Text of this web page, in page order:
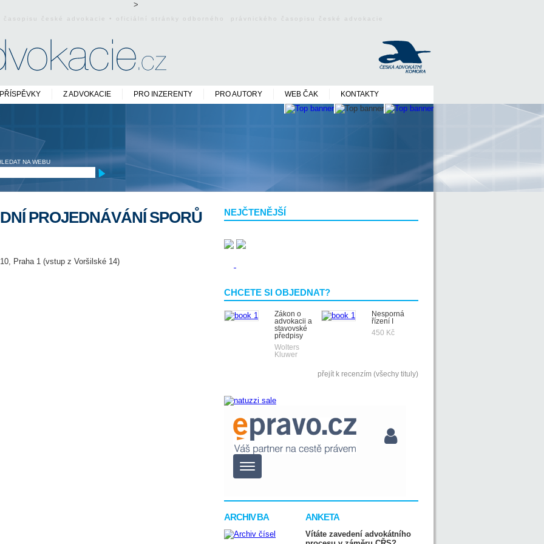
>
české advokacie • oficiální stránky odborného právnického časopisu české advokacie
Z ADVOKACIE PRO INZERENTY PRO AUTORY WEB ČAK KONTAKTY
NA WEBU
NEJČTENĚJŠÍ
CHCETE SI OBJEDNAT?
Zákon o
advokacii a
stavovské
předpisy
Wolters
Kluwer
Nesporná
řízení I
450 Kč
přejít k recenzím (všechy tituly)
ARCHIV BA ANKETA
Vítáte zavedení advokátního
PROJEDNÁVÁNÍ SPORŮ
Praha 1 (vstup z Voršilské 14)